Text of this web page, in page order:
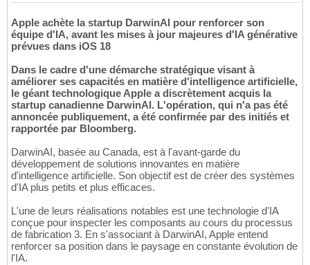
Apple achète la startup DarwinAI pour renforcer son
équipe d'IA, avant les mises à jour majeures d'IA générative
prévues dans iOS 18
Dans le cadre d'une démarche stratégique visant à
améliorer ses capacités en matière d'intelligence artificielle,
le géant technologique Apple a discrètement acquis la
startup canadienne DarwinAI. L'opération, qui n'a pas été
annoncée publiquement, a été confirmée par des initiés et
rapportée par Bloomberg.
DarwinAI, basée au Canada, est à l'avant-garde du
développement de solutions innovantes en matière
d'intelligence artificielle. Son objectif est de créer des systèmes
d'IA plus petits et plus efficaces.
L'une de leurs réalisations notables est une technologie d'IA
conçue pour inspecter les composants au cours du processus
de fabrication 3. En s'associant à DarwinAI, Apple entend
renforcer sa position dans le paysage en constante évolution de
l'IA.